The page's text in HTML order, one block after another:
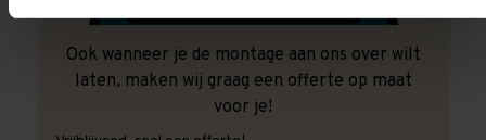
Ook wanneer je de montage aan ons over wilt
laten, maken wij graag een offerte op maat
voor je!